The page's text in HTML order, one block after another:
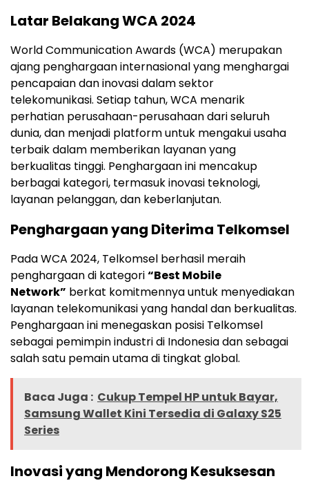
Latar Belakang WCA 2024
World Communication Awards (WCA) merupakan
ajang penghargaan internasional yang menghargai
pencapaian dan inovasi dalam sektor
telekomunikasi. Setiap tahun, WCA menarik
perhatian perusahaan-perusahaan dari seluruh
dunia, dan menjadi platform untuk mengakui usaha
terbaik dalam memberikan layanan yang
berkualitas tinggi. Penghargaan ini mencakup
berbagai kategori, termasuk inovasi teknologi,
layanan pelanggan, dan keberlanjutan.
Penghargaan yang Diterima Telkomsel
Pada WCA 2024, Telkomsel berhasil meraih
penghargaan di kategori“Best Mobile
Network” berkat komitmennya untuk menyediakan
layanan telekomunikasi yang handal dan berkualitas.
Penghargaan ini menegaskan posisi Telkomsel
sebagai pemimpin industri di Indonesia dan sebagai
salah satu pemain utama di tingkat global.
Baca Juga : Cukup Tempel HP untuk Bayar,
Samsung Wallet Kini Tersedia di Galaxy S25
Series
Inovasi yang Mendorong Kesuksesan